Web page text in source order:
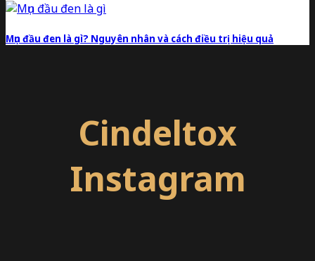
Mụn đầu đen là gì? Nguyên nhân và cách điều trị hiệu quả
Cindeltox
Instagram